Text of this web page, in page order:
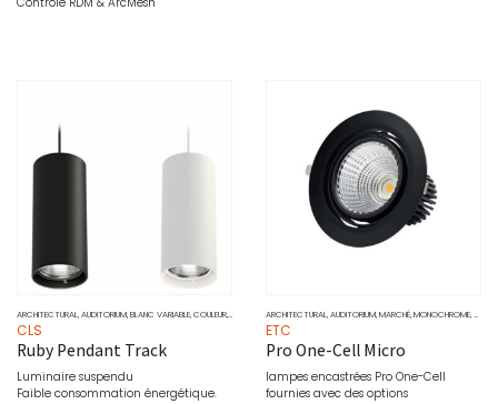
ARCHITECTURAL,AUDITORIUM,BLANC VARIABLE,COULEUR,DOWNLIGHT,MARCHÉ,MONOCHROME,PROJECTEURS,SOURCE
CLS
Ruby Pendant Track
Luminaire suspendu
Faible consommation énergétique.
ARCHITECTURAL,AUDITORIUM,MARCHÉ,MONOCHROME,
ETC
Pro One-Cell Micro
lampes encastrées Pro One-Cell
fournies avec des options